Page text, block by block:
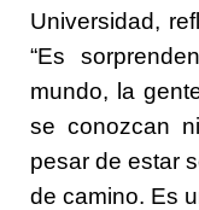
Universidad,
“Es
mundo, la
se conozcan
pesar de estar
de camino. Es